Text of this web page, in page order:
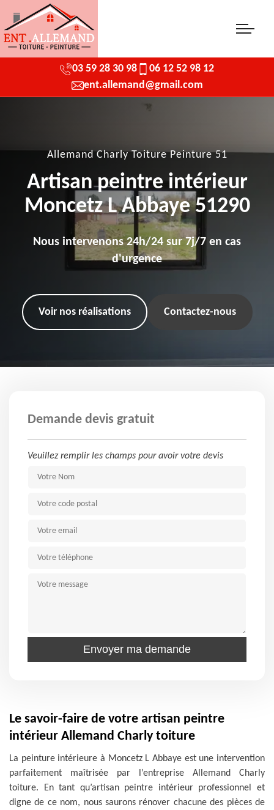
03 59 28 30 98
06 12 52 98 12
ent.allemand@gmail.com
Allemand Charly Toiture Peinture 51
Artisan peintre intérieur
Moncetz L Abbaye 51290
Nous intervenons 24h/24 sur 7j/7 en cas
d'urgence
Voir nos réalisations Contactez-nous
Demande devis gratuit
Veuillez remplir les champs pour avoir votre devis
Le savoir-faire de votre artisan peintre
intérieur Allemand Charly toiture
La peinture intérieure à Moncetz L Abbaye est une intervention
parfaitement maîtrisée par l’entreprise Allemand Charly
toiture. En tant qu’artisan peintre intérieur professionnel et
digne de ce nom, nous saurons rénover chacune des pièces de